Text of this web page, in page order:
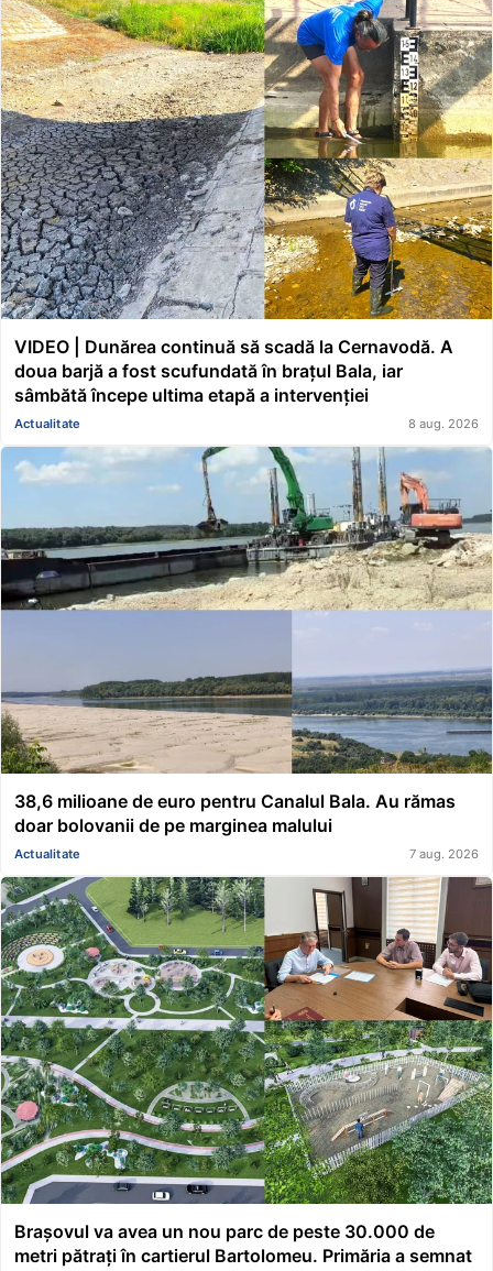
VIDEO | Dunărea continuă să scadă la Cernavodă. A
doua barjă a fost scufundată în brațul Bala, iar
sâmbătă începe ultima etapă a intervenției
Actualitate 8 aug. 2026
38,6 milioane de euro pentru Canalul Bala. Au rămas
doar bolovanii de pe marginea malului
Actualitate 7 aug. 2026
Brașovul va avea un nou parc de peste 30.000 de
metri pătrați în cartierul Bartolomeu. Primăria a semnat